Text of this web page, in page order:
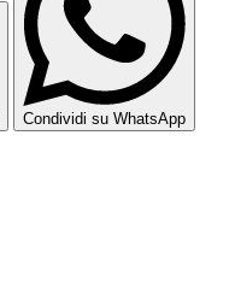
Condividi su WhatsApp